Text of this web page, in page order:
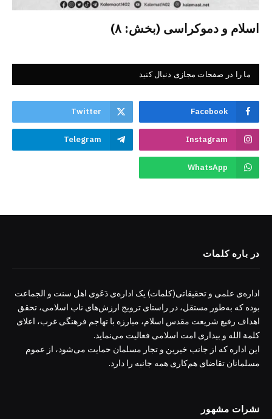
اسلام و دموکراسی (بخش: ۸)
ما را در صفحات مجازی دنبال کنید
Facebook
Twitter
Instagram
Telegram
WhatsApp
در باره کلمات
اداره‌ی علمی و تحقیقاتی(کلمات) یک اداره‌ی دَعَوی اهل سنت و الجماعت
بوده که به‌طور مستقل، در راستای ترویج ارزش‌های ناب اسلامی، تحقق
اهداف رفیع شریعت مقدس اسلام، مبارزه با تهاجم فرهنگی غرب، اعلای
کلمة الله و بیداری امت اسلامی فعالیت می‌نماید.
این اداره که از جانب خیرین و تجار مسلمان حمایت می‌شود، از عموم
مسلمانان تقاضای هم‌کاری همه جانبه را دارد.
نشرات مشهور